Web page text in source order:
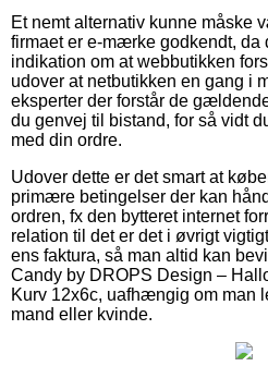
Et nemt alternativ kunne måske
firmaet er e-mærke godkendt,
indikation om at webbutikken
udover at netbutikken en gang i
eksperter der forstår de
du genvej til bistand, for så vidt
med din ordre.
Udover dette er det smart at
primære betingelser der kan
ordren, fx den bytteret internet
relation til det er det i øvrigt
ens faktura, så man altid kan
Candy by DROPS Design –
Kurv 12x6c, uafhængig om man
mand eller kvinde.